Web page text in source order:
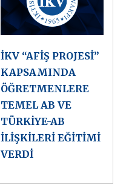
İKV “AFİŞ PROJESİ”
KAPSAMINDA
ÖĞRETMENLERE
TEMEL AB VE
TÜRKİYE-AB
İLİŞKİLERİ EĞİTİMİ
VERDİ